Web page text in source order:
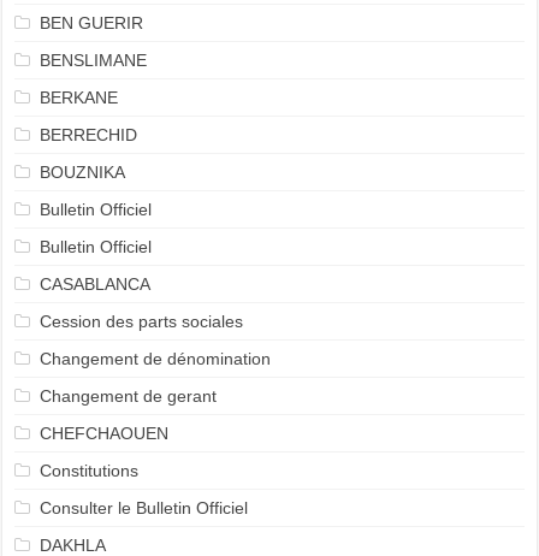
BEN GUERIR
BENSLIMANE
BERKANE
BERRECHID
BOUZNIKA
Bulletin Officiel
Bulletin Officiel
CASABLANCA
Cession des parts sociales
Changement de dénomination
Changement de gerant
CHEFCHAOUEN
Constitutions
Consulter le Bulletin Officiel
DAKHLA